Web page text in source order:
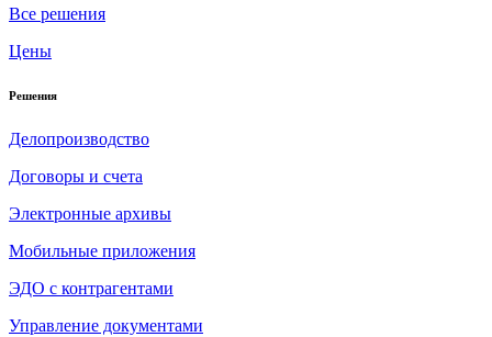
Все решения
Цены
Решения
Делопроизводство
Договоры и счета
Электронные архивы
Мобильные приложения
ЭДО с контрагентами
Управление документами